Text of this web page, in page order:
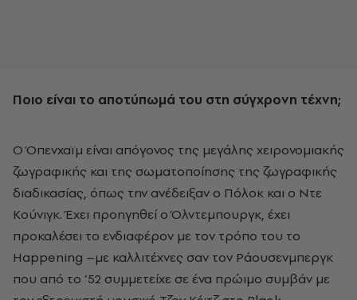
Ποιο είναι το αποτύπωμά του στη σύγχρονη τέχνη;
Ο Όπενχαϊμ είναι απόγονος της μεγάλης χειρονομιακής
ζωγραφικής και της σωματοποίησης της ζωγραφικής
διαδικασίας, όπως την ανέδειξαν ο Πόλοκ και ο Ντε
Κούνιγκ. Έχει προηγηθεί ο Όλντεμπουργκ, έχει
προκαλέσει το ενδιαφέρον με τον τρόπο του το
Happening –με καλλιτέχνες σαν τον Ράουσενμπεργκ
που από το ’52 συμμετείχε σε ένα πρώιμο συμβάν με